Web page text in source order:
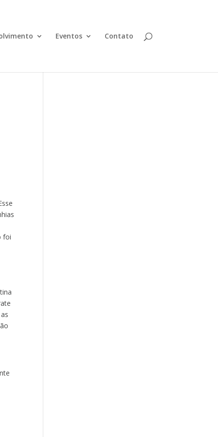
Eventos Contato
foi